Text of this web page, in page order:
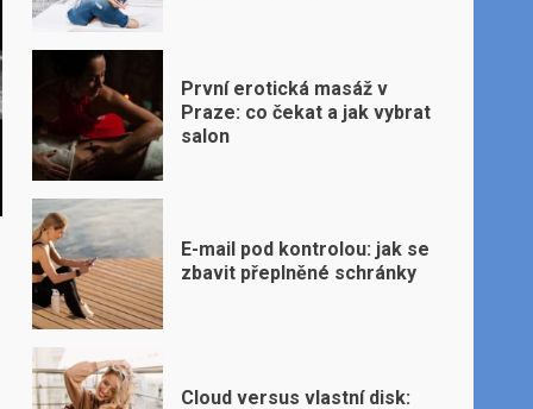
První erotická masáž v
Praze: co čekat a jak vybrat
salon
E-mail pod kontrolou: jak se
zbavit přeplněné schránky
Cloud versus vlastní disk: